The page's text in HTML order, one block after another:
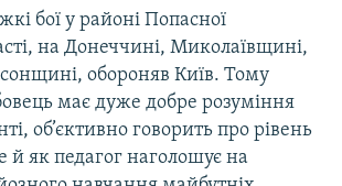
бої у районі Попасної
на Донеччині, Миколаївщині,
обороняв Київ. Тому
має дуже добре розуміння
об’єктивно говорить про рівень
й як педагог наголошує на